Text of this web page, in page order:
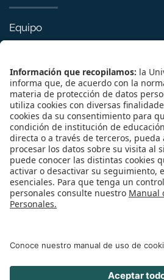
Equipo
Libros
Actualidad
Eventos
©2026Semillero de Derecho
mayo de 1964.
febrero de 1949 Minjusticia.